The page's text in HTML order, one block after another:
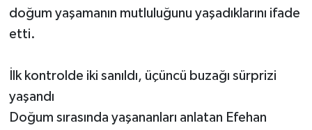
doğum yaşamanın mutluluğunu yaşadıklarını ifade
etti.
İlk kontrolde iki sanıldı, üçüncü buzağı sürprizi
yaşandı
Doğum sırasında yaşananları anlatan Efehan